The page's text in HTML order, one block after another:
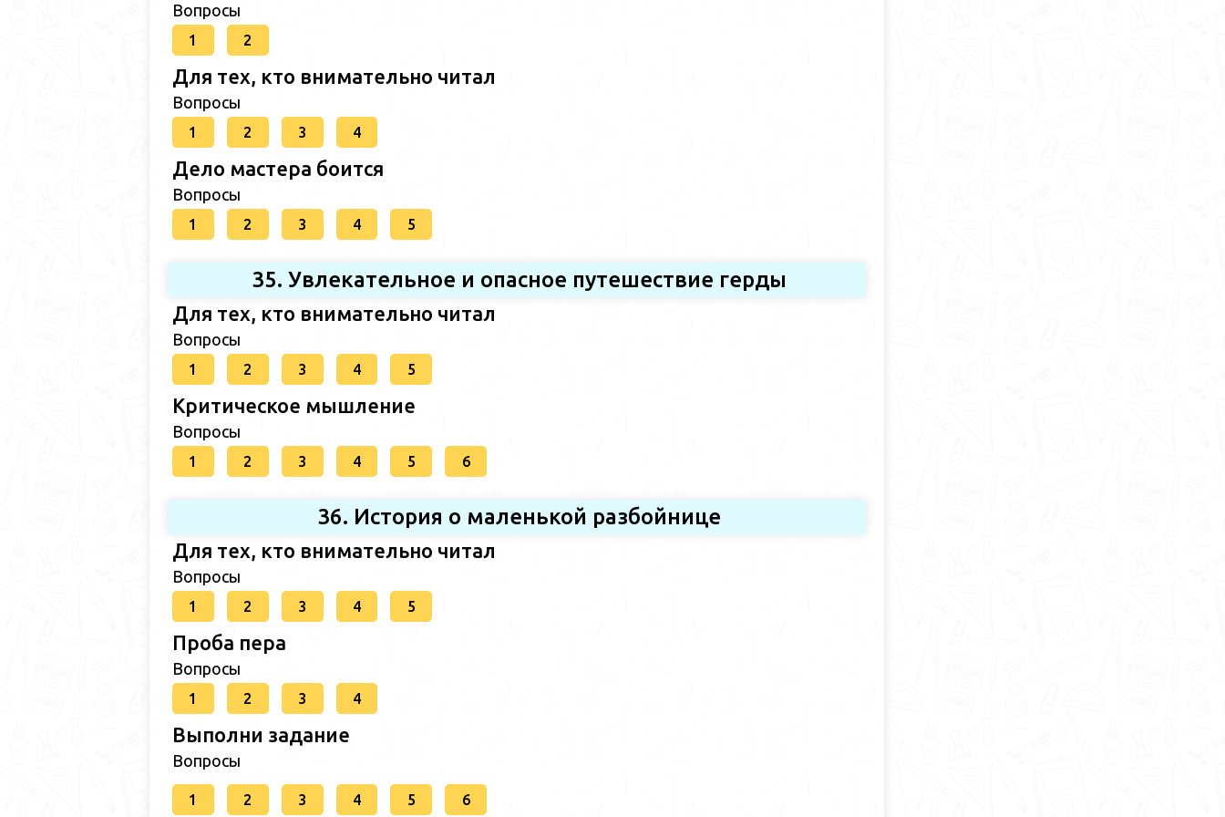
Вопросы
1 2
Для тех, кто внимательно читал
Вопросы
1 2 3 4
Дело мастера боится
Вопросы
1 2 3 4 5
35. Увлекательное и опасное путешествие герды
Для тех, кто внимательно читал
Вопросы
1 2 3 4 5
Критическое мышление
Вопросы
1 2 3 4 5 6
36. История о маленькой разбойнице
Для тех, кто внимательно читал
Вопросы
1 2 3 4 5
Проба пера
Вопросы
1 2 3 4
Выполни задание
Вопросы
1 2 3 4 5 6